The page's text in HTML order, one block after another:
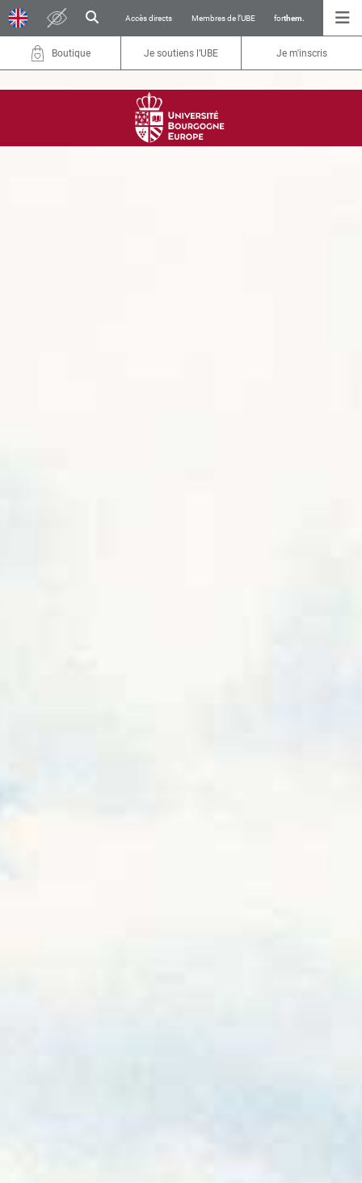
Accès directs Membres de l’UBE forthem.
Boutique Je soutiens l’UBE Je m'inscris